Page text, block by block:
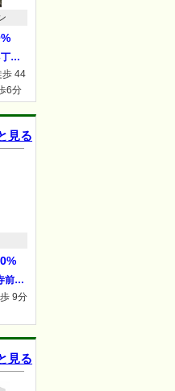
丁…
歩 44
6分
見る
前…
9分
見る